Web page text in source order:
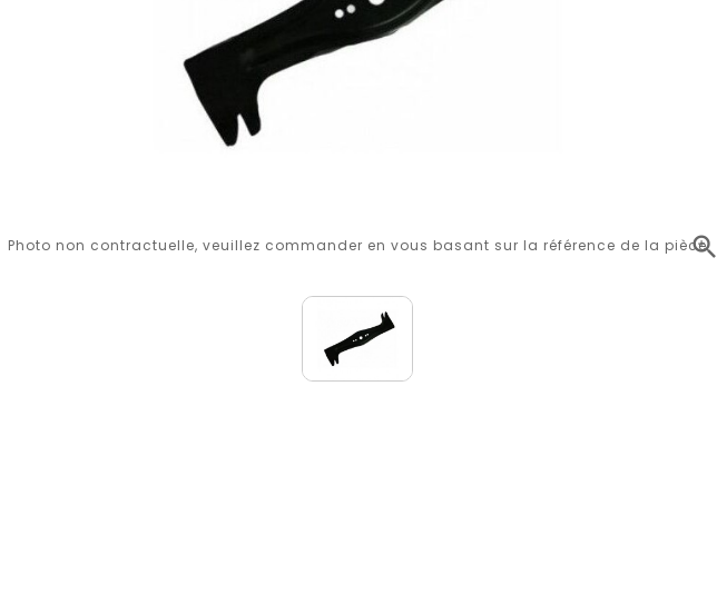

Photo non contractuelle, veuillez commander en vous basant sur la référence de la pièce